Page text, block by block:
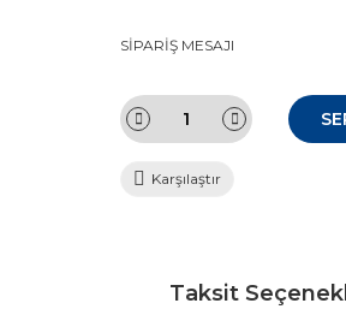
SİPARİŞ MESAJI
Karşılaştır
Taksit